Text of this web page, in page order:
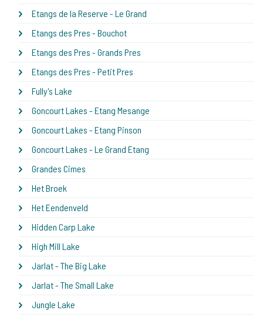
Etangs de la Reserve - Le Grand
Etangs des Pres - Bouchot
Etangs des Pres - Grands Pres
Etangs des Pres - Petit Pres
Fully's Lake
Goncourt Lakes - Etang Mesange
Goncourt Lakes - Etang Pinson
Goncourt Lakes - Le Grand Etang
Grandes Cimes
Het Broek
Het Eendenveld
Hidden Carp Lake
High Mill Lake
Jarlat - The Big Lake
Jarlat - The Small Lake
Jungle Lake